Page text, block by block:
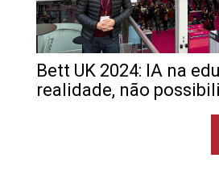
Bett UK 2024: IA na
realidade, não